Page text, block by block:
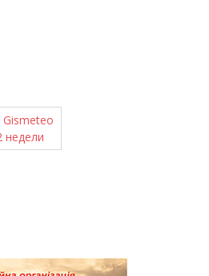
Gismeteo
недели